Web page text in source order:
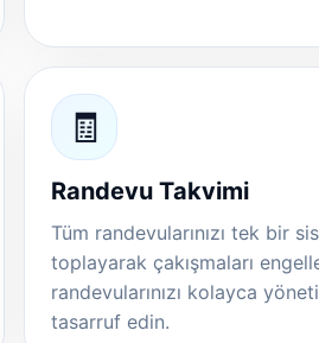
🧾
Randevu Takvimi
Tüm randevularınızı tek bir
toplayarak çakışmaları
randevularınızı kolayca
tasarruf edin.